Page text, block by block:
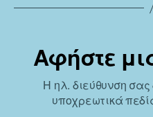
Αφήστε
Η ηλ. διεύθυνση σας
υποχρεωτικά